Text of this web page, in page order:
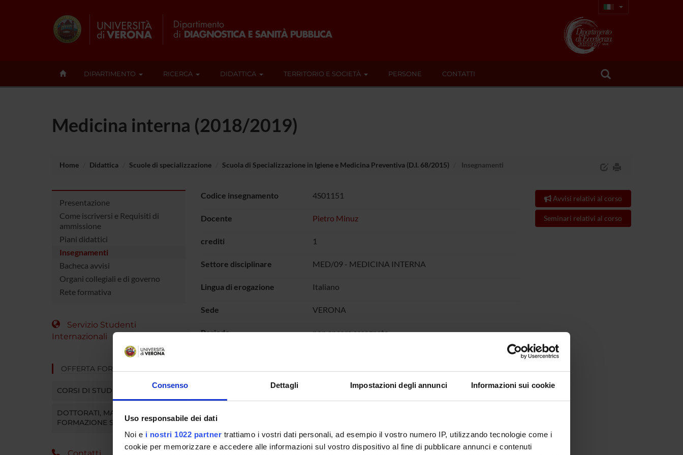
Consenso Dettagli Impostazioni degli annunci Informazioni sui cookie
Uso responsabile dei dati
Noi e i nostri 1022 partner trattiamo i vostri dati personali, ad esempio il vostro numero IP, utilizzando tecnologie come i
cookie per memorizzare e accedere alle informazioni sul vostro dispositivo al fine di pubblicare annunci e contenuti
DIPARTIMENTO RICERCA DIDATTICA TERRITORIO E SOCIETÀ PERSONE CONTATTI
Medicina interna (2018/2019)
Home Didattica Scuole di specializzazione Scuola di Specializzazione in Igiene e Medicina Preventiva (D.I. 68/2015) Insegnamenti
Presentazione
Come iscriversi e Requisiti di
ammissione
Piani didattici
Insegnamenti
Bacheca avvisi
Organi collegiali e di governo
Rete formativa
Servizio Studenti
Internazionali
OFFERTA FORMATIVA
CORSI DI STUDIO
DOTTORATI, MASTER E
FORMAZIONE SUPERIORE
Codice insegnamento 4S01151
Docente Pietro Minuz
crediti 1
Settore disciplinare MED/09 - MEDICINA INTERNA
Lingua di erogazione Italiano
Sede VERONA
Periodo non ancora assegnato
Avvisi relativi al corso
Seminari relativi al corso